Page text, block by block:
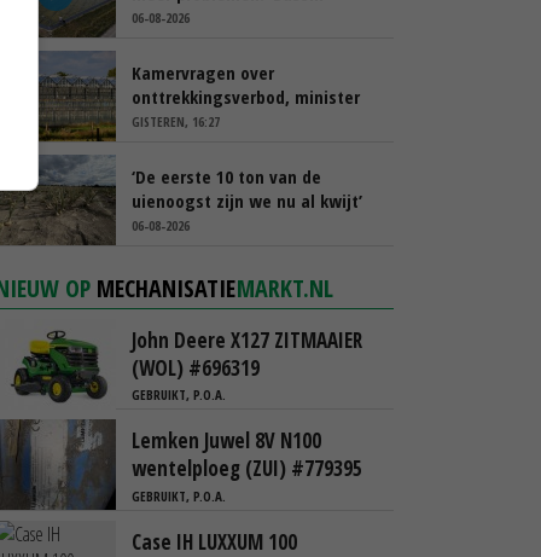
afgelopen week al leeg’
06-08-2026
Kamervragen over
onttrekkingsverbod, minister
spreekt van ‘ondernemersrisico’
GISTEREN, 16:27
‘De eerste 10 ton van de
uienoogst zijn we nu al kwijt’
06-08-2026
OP MECHANISATIEMARKT.NL
John Deere X127 ZITMAAIER
(WOL) #696319
GEBRUIKT, P.O.A.
Lemken Juwel 8V N100
wentelploeg (ZUI) #779395
GEBRUIKT, P.O.A.
Case IH LUXXUM 100